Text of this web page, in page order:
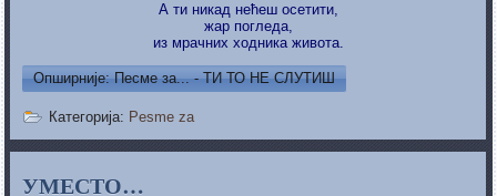
А ти никад нећеш осетити,
жар погледа,
из мрачних ходника живота.
Опширније: Песме за... - ТИ ТО НЕ СЛУТИШ
Категорија: Pesme za
УМЕСТО…